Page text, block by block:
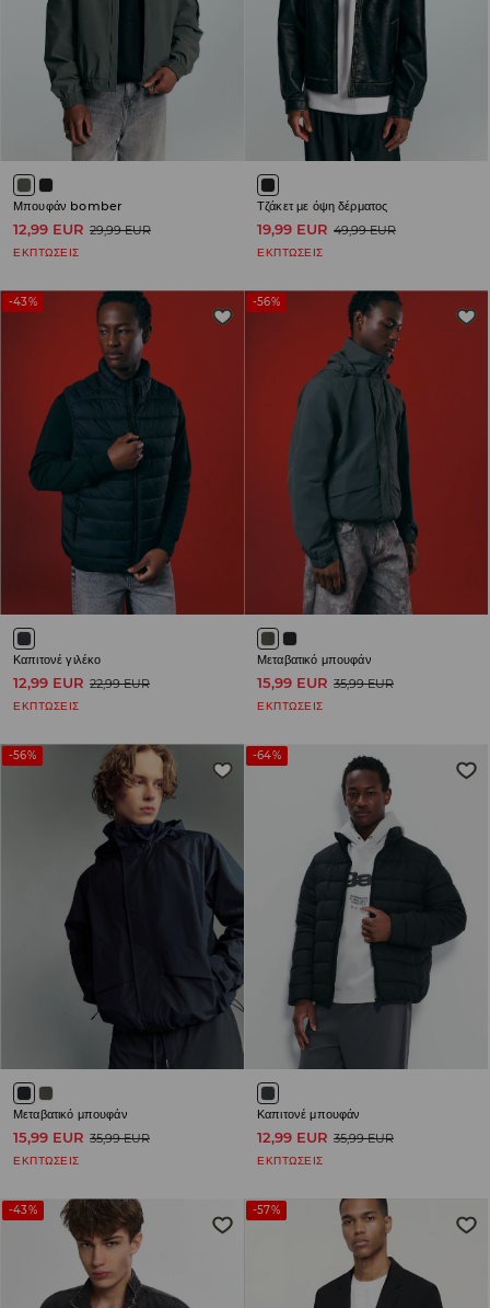
Μπουφάν bomber
12,99 EUR 29,99 EUR
ΕΚΠΤΩΣΕΙΣ
Τζάκετ με όψη δέρματος
19,99 EUR 49,99 EUR
ΕΚΠΤΩΣΕΙΣ
-43%
Καπιτονέ γιλέκο
12,99 EUR 22,99 EUR
ΕΚΠΤΩΣΕΙΣ
-56%
Μεταβατικό μπουφάν
15,99 EUR 35,99 EUR
ΕΚΠΤΩΣΕΙΣ
-56%
Μεταβατικό μπουφάν
15,99 EUR 35,99 EUR
ΕΚΠΤΩΣΕΙΣ
-64%
Καπιτονέ μπουφάν
12,99 EUR 35,99 EUR
ΕΚΠΤΩΣΕΙΣ
-43% -57%